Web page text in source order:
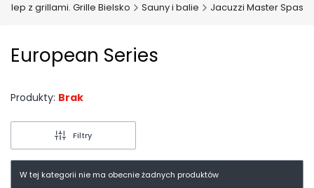
z grillami. Grille Bielsko Sauny i balie Jacuzzi Master Spas
European Series
Produkty: Brak
Filtry
W tej kategorii nie ma obecnie żadnych produktów